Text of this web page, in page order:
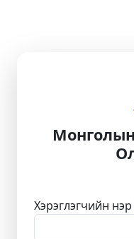
Хэрэглэгчийн